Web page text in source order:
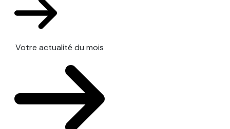
Votre actualité du mois